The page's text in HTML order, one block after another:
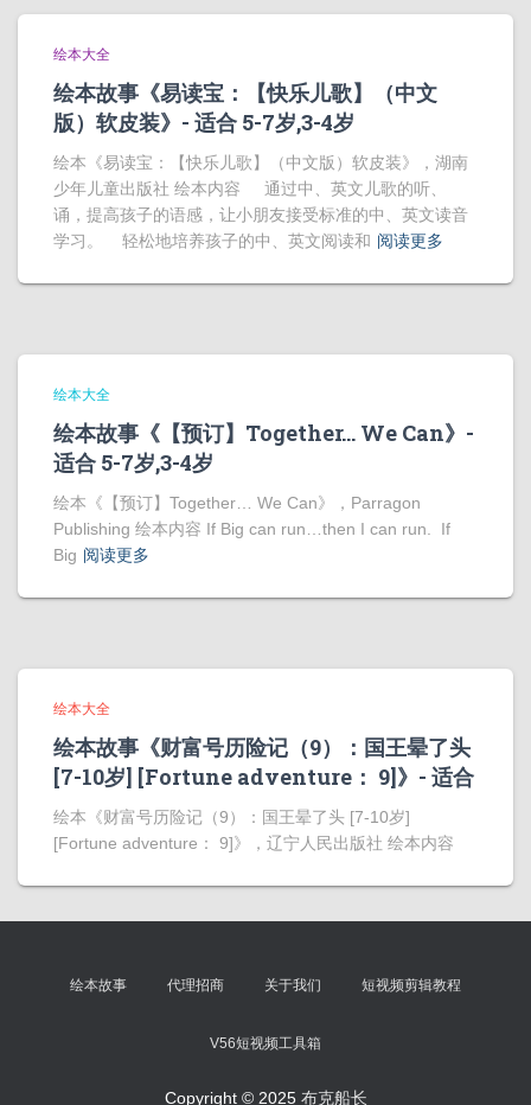
绘本大全
绘本故事《易读宝：【快乐儿歌】（中文
版）软皮装》- 适合 5-7岁,3-4岁
绘本《易读宝：【快乐儿歌】（中文版）软皮装》，湖南
少年儿童出版社 绘本内容 通过中、英文儿歌的听、
诵，提高孩子的语感，让小朋友接受标准的中、英文读音
学习。 轻松地培养孩子的中、英文阅读和 阅读更多
绘本大全
绘本故事《【预订】Together… We Can》-
适合 5-7岁,3-4岁
绘本《【预订】Together… We Can》，Parragon
Publishing 绘本内容 If Big can run…then I can run. If
Big 阅读更多
绘本大全
绘本故事《财富号历险记（9）：国王晕了头
[7-10岁] [Fortune adventure： 9]》- 适合
绘本《财富号历险记（9）：国王晕了头 [7-10岁]
[Fortune adventure： 9]》，辽宁人民出版社 绘本内容
绘本故事 代理招商 关于我们 短视频剪辑教程
V56短视频工具箱
Copyright © 2025 布克船长